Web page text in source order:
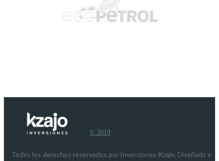
© 2019
Todos los derechos reservados por Inversiones Kzajo. Diseñado y